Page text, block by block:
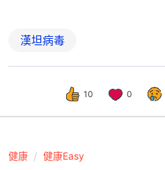
漢坦病毒
10 0
健康 健康Easy